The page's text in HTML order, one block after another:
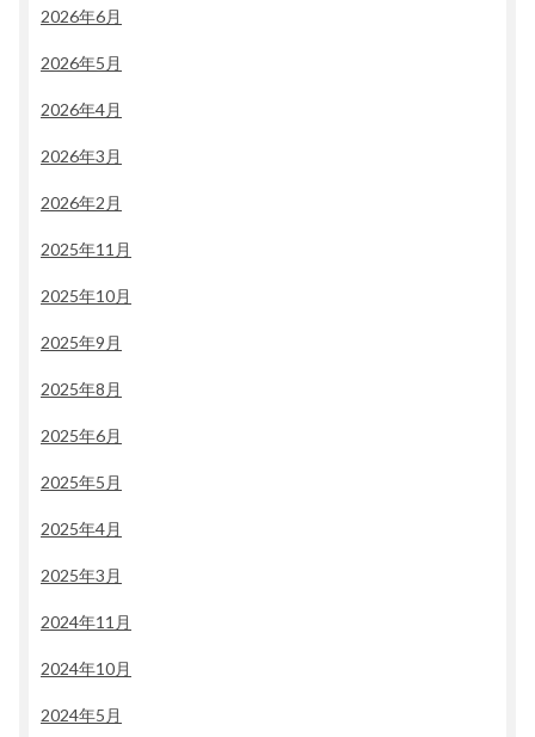
2026年6月
2026年5月
2026年4月
2026年3月
2026年2月
2025年11月
2025年10月
2025年9月
2025年8月
2025年6月
2025年5月
2025年4月
2025年3月
2024年11月
2024年10月
2024年5月